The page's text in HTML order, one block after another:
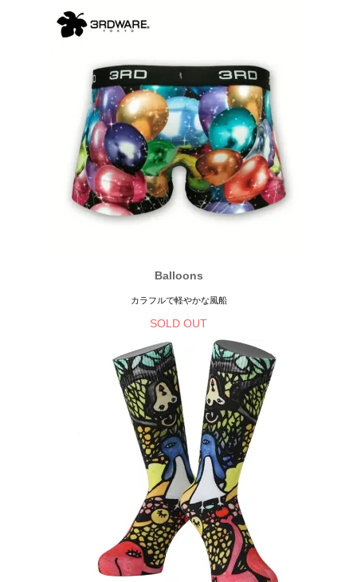
Balloons
カラフルで軽やかな風船
SOLD OUT